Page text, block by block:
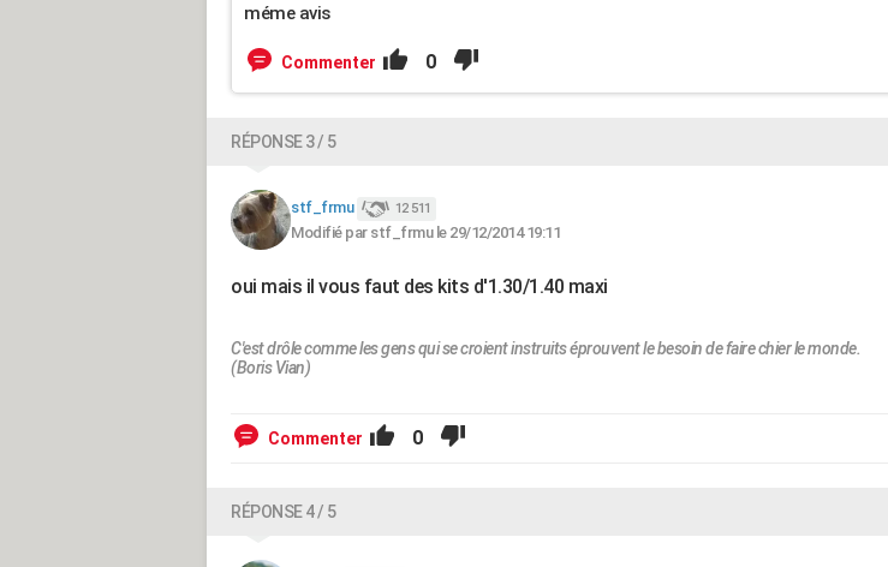
méme avis
Commenter 0
RÉPONSE 3 / 5
stf_frmu 12 511
Modifié par stf_frmu le 29/12/2014 19:11
oui mais il vous faut des kits d'1.30/1.40 maxi
C'est drôle comme les gens qui se croient instruits éprouvent le besoin de faire chier le monde.
(Boris Vian)
Commenter 0
RÉPONSE 4 / 5